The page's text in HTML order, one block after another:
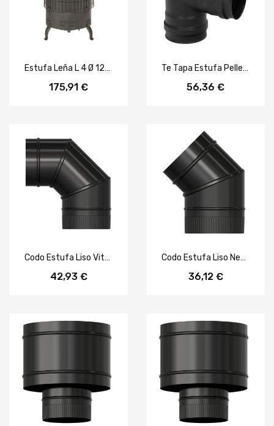
Estufa Leña L 4 Ø 120 Mm.
175,91 €
Te Tapa Estufa Pellet Vitrificado Ø80 Mm 90°
56,36 €
Codo Estufa Liso Vitrificado Negro Ø 175 mm. 90°
42,93 €
Codo Estufa Liso Negro Vitrificado Ø 150 mm. 45°
36,12 €